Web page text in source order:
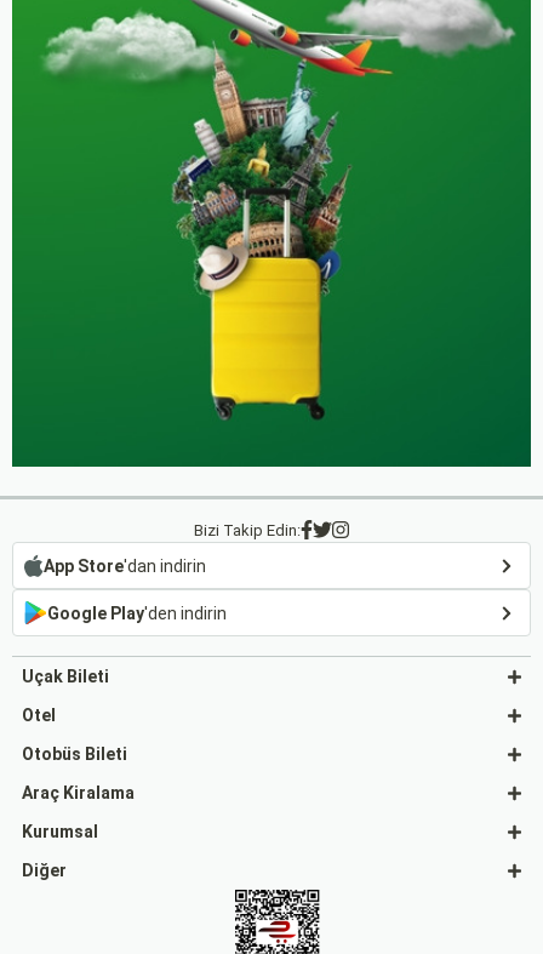
Bizi Takip Edin:
App Store'dan indirin
Google Play'den indirin
Uçak Bileti
Otel
Otobüs Bileti
Araç Kiralama
Kurumsal
Diğer